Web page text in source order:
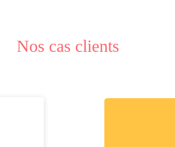
Nos cas clients